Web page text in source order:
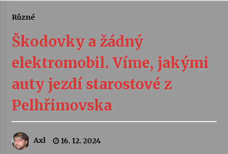
Letní koncerty ve Stromovce: Ars Camerata a
Sukuba Ensemble
4. 8. 2026
Vernisáž výstavy Josefíny Duškové: Stávám se
30. 7. 2026
30. 7. 2026
Různé
Škodovky a žádný
elektromobil. Víme, jakými
auty jezdí starostové z
Pelhřimovska
Axl 16. 12. 2024